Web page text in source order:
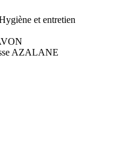
et entretien
AZALANE